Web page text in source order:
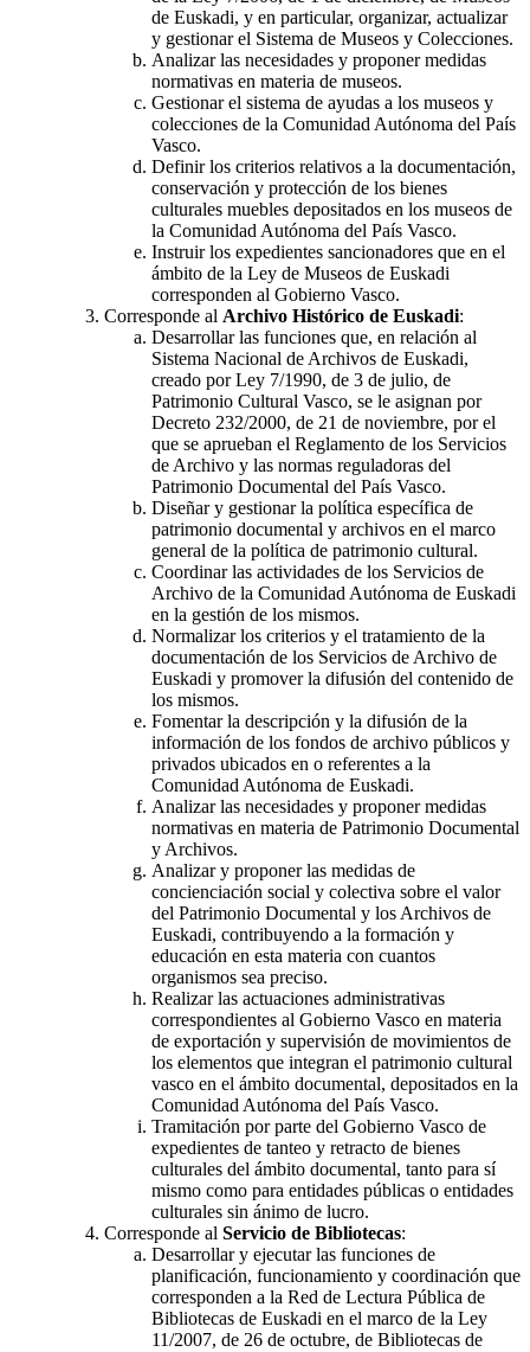
de Euskadi, y en particular, organizar, actualizar
y gestionar el Sistema de Museos y Colecciones.
Analizar las necesidades y proponer medidas
normativas en materia de museos.
Gestionar el sistema de ayudas a los museos y
colecciones de la Comunidad Autónoma del País
Vasco.
Definir los criterios relativos a la documentación,
conservación y protección de los bienes
culturales muebles depositados en los museos de
la Comunidad Autónoma del País Vasco.
Instruir los expedientes sancionadores que en el
ámbito de la Ley de Museos de Euskadi
corresponden al Gobierno Vasco.
Corresponde al Archivo Histórico de Euskadi:
Desarrollar las funciones que, en relación al
Sistema Nacional de Archivos de Euskadi,
creado por Ley 7/1990, de 3 de julio, de
Patrimonio Cultural Vasco, se le asignan por
Decreto 232/2000, de 21 de noviembre, por el
que se aprueban el Reglamento de los Servicios
de Archivo y las normas reguladoras del
Patrimonio Documental del País Vasco.
Diseñar y gestionar la política específica de
patrimonio documental y archivos en el marco
general de la política de patrimonio cultural.
Coordinar las actividades de los Servicios de
Archivo de la Comunidad Autónoma de Euskadi
en la gestión de los mismos.
Normalizar los criterios y el tratamiento de la
documentación de los Servicios de Archivo de
Euskadi y promover la difusión del contenido de
los mismos.
Fomentar la descripción y la difusión de la
información de los fondos de archivo públicos y
privados ubicados en o referentes a la
Comunidad Autónoma de Euskadi.
Analizar las necesidades y proponer medidas
normativas en materia de Patrimonio Documental
y Archivos.
Analizar y proponer las medidas de
concienciación social y colectiva sobre el valor
del Patrimonio Documental y los Archivos de
Euskadi, contribuyendo a la formación y
educación en esta materia con cuantos
organismos sea preciso.
Realizar las actuaciones administrativas
correspondientes al Gobierno Vasco en materia
de exportación y supervisión de movimientos de
los elementos que integran el patrimonio cultural
vasco en el ámbito documental, depositados en la
Comunidad Autónoma del País Vasco.
Tramitación por parte del Gobierno Vasco de
expedientes de tanteo y retracto de bienes
culturales del ámbito documental, tanto para sí
mismo como para entidades públicas o entidades
culturales sin ánimo de lucro.
Corresponde al Servicio de Bibliotecas:
Desarrollar y ejecutar las funciones de
planificación, funcionamiento y coordinación que
corresponden a la Red de Lectura Pública de
Bibliotecas de Euskadi en el marco de la Ley
11/2007, de 26 de octubre, de Bibliotecas de